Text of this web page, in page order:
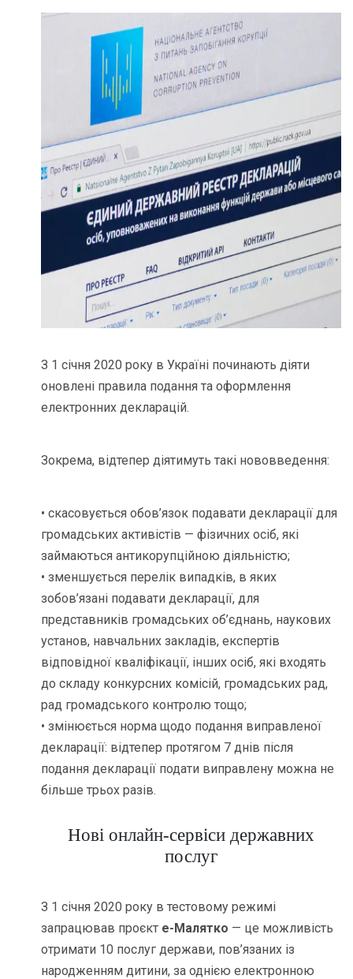
З 1 січня 2020 року в Україні починають діяти
оновлені правила подання та оформлення
електронних декларацій.
Зокрема, відтепер діятимуть такі нововведення:
• скасовується обов’язок подавати декларації для
громадських активістів — фізичних осіб, які
займаються антикорупційною діяльністю;
• зменшується перелік випадків, в яких
зобов’язані подавати декларації, для
представників громадських об’єднань, наукових
установ, навчальних закладів, експертів
відповідної кваліфікації, інших осіб, які входять
до складу конкурсних комісій, громадських рад,
рад громадського контролю тощо;
• змінюється норма щодо подання виправленої
декларації: відтепер протягом 7 днів після
подання декларації подати виправлену можна не
більше трьох разів.
Нові онлайн-сервіси державних
послуг
З 1 січня 2020 року в тестовому режимі
запрацював проєкт е-Малятко — це можливість
отримати 10 послуг держави, пов’язаних із
народженням дитини, за однією електронною